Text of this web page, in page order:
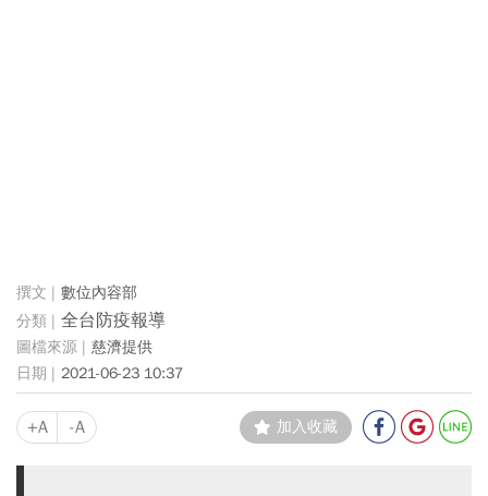
數位內容部
全台防疫報導
慈濟提供
2021-06-23 10:37
+A -A 加入收藏